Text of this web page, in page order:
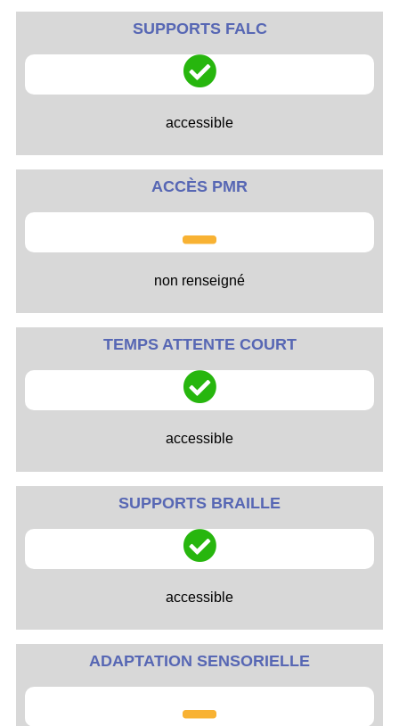
SUPPORTS FALC
accessible
ACCÈS PMR
non renseigné
TEMPS ATTENTE COURT
accessible
SUPPORTS BRAILLE
accessible
ADAPTATION SENSORIELLE